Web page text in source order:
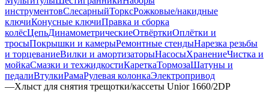
инструментовСлесарныйТорксРожковые/накидные
ключиКонусные ключиПравка и сборка
колёсЦепьДинамометрическиеОтвёрткиОплётки и
тросыПокрышки и камерыРемонтные стендыНарезка резьбы
и торцеваниеВилки и амортизаторыНасосыХранениеЧистка и
мойкаСмазки и техжидкостиКареткаТормозаШатуны и
педалиВтулкиРамаРулевая колонкаЭлектропривод
—Хлыст для снятия трещотки/кассеты Unior 1660/2DP